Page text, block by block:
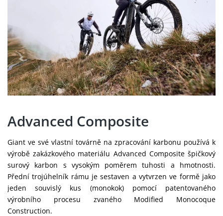
Advanced Composite
Giant ve své vlastní továrně na zpracování karbonu používá k
výrobě zakázkového materiálu Advanced Composite špičkový
surový karbon s vysokým poměrem tuhosti a hmotnosti.
Přední trojúhelník rámu je sestaven a vytvrzen ve formě jako
jeden souvislý kus (monokok) pomocí patentovaného
výrobního procesu zvaného Modified Monocoque
Construction.